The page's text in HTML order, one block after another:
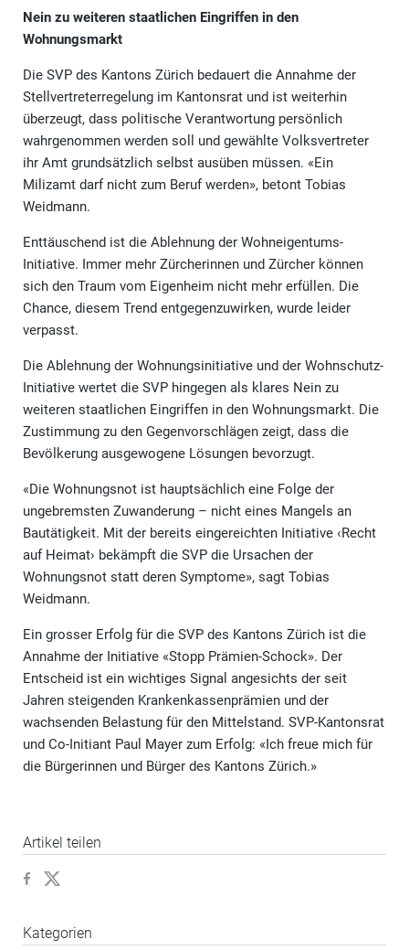
Nein zu weiteren staatlichen Eingriffen in den
Wohnungsmarkt
Die SVP des Kantons Zürich bedauert die Annahme der
Stellvertreterregelung im Kantonsrat und ist weiterhin
überzeugt, dass politische Verantwortung persönlich
wahrgenommen werden soll und gewählte Volksvertreter
ihr Amt grundsätzlich selbst ausüben müssen. «Ein
Milizamt darf nicht zum Beruf werden», betont Tobias
Weidmann.
Enttäuschend ist die Ablehnung der Wohneigentums-
Initiative. Immer mehr Zürcherinnen und Zürcher können
sich den Traum vom Eigenheim nicht mehr erfüllen. Die
Chance, diesem Trend entgegenzuwirken, wurde leider
verpasst.
Die Ablehnung der Wohnungsinitiative und der Wohnschutz-
Initiative wertet die SVP hingegen als klares Nein zu
weiteren staatlichen Eingriffen in den Wohnungsmarkt. Die
Zustimmung zu den Gegenvorschlägen zeigt, dass die
Bevölkerung ausgewogene Lösungen bevorzugt.
«Die Wohnungsnot ist hauptsächlich eine Folge der
ungebremsten Zuwanderung – nicht eines Mangels an
Bautätigkeit. Mit der bereits eingereichten Initiative ‹Recht
auf Heimat› bekämpft die SVP die Ursachen der
Wohnungsnot statt deren Symptome», sagt Tobias
Weidmann.
Ein grosser Erfolg für die SVP des Kantons Zürich ist die
Annahme der Initiative «Stopp Prämien-Schock». Der
Entscheid ist ein wichtiges Signal angesichts der seit
Jahren steigenden Krankenkassenprämien und der
wachsenden Belastung für den Mittelstand. SVP-Kantonsrat
und Co-Initiant Paul Mayer zum Erfolg: «Ich freue mich für
die Bürgerinnen und Bürger des Kantons Zürich.»
Artikel teilen
Kategorien